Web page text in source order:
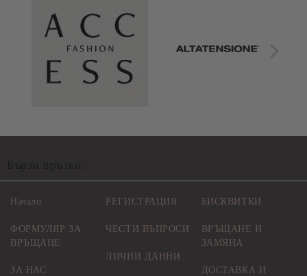
Начало
ФОРМУЛЯР ЗА
ВРЪЩАНЕ
ЗА НАС
РЕГИСТРАЦИЯ
ЧЕСТИ ВЪПРОСИ
ЛИЧНИ ДАННИ
БИСКВИТКИ
ВРЪЩАНЕ И
ЗАМЯНА
ДОСТАВКА И